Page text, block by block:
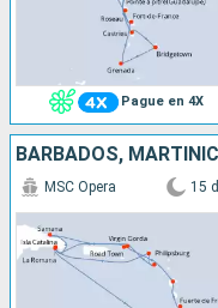
Pague en 4X
MSC Opera 15 d